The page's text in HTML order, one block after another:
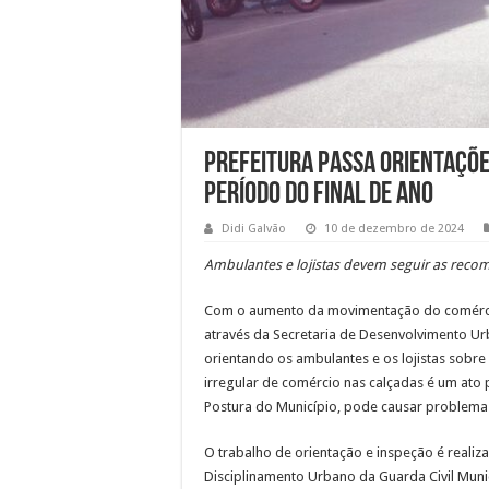
Prefeitura passa
período do final de ano
Didi Galvão 10 de dezembro de 2024
Ambulantes e lojistas devem seguir as
Com o aumento da movimentação do
através da Secretaria de Desenvolvimento
orientando os ambulantes e os lojistas
irregular de comércio nas calçadas é um
Postura do Município, pode causar
O trabalho de orientação e inspeção é
Disciplinamento Urbano da Guarda Civil